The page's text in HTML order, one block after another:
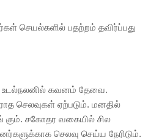
செயல்களில் பதற்றம் தவிர்ப்பது
உடல்நலனில் கவனம் தேவை.
செலவுகள் ஏற்படும். மனதில்
கும். சகோதர வகையில் சில
செலவு செய்ய நேரிடும்.